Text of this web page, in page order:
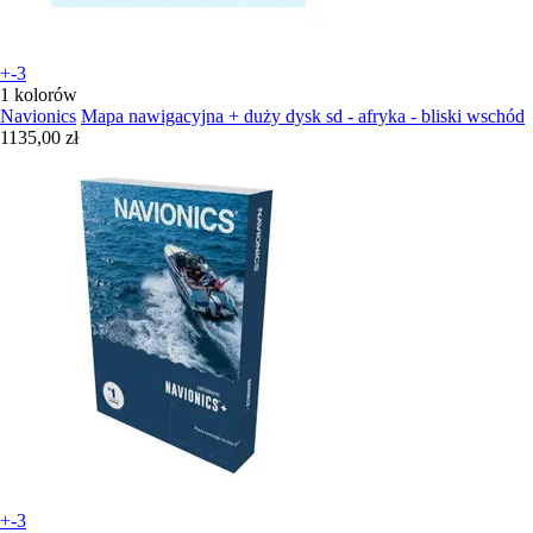
+-3
1 kolorów
Navionics Mapa nawigacyjna + duży dysk sd - afryka - bliski wschód
1135,00 zł
+-3